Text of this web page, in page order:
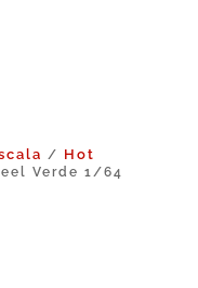
/ Hot
Verde 1/64